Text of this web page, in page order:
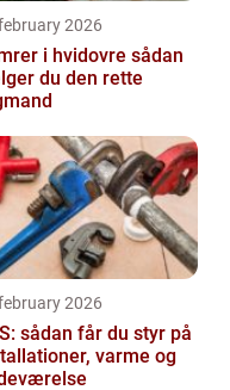
2026
i hvidovre sådan
du den rette
2026
sådan får du styr på
varme og